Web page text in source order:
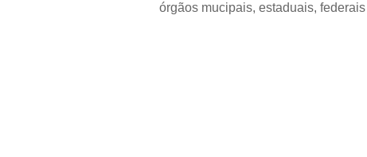
órgãos mucipais, estaduais,